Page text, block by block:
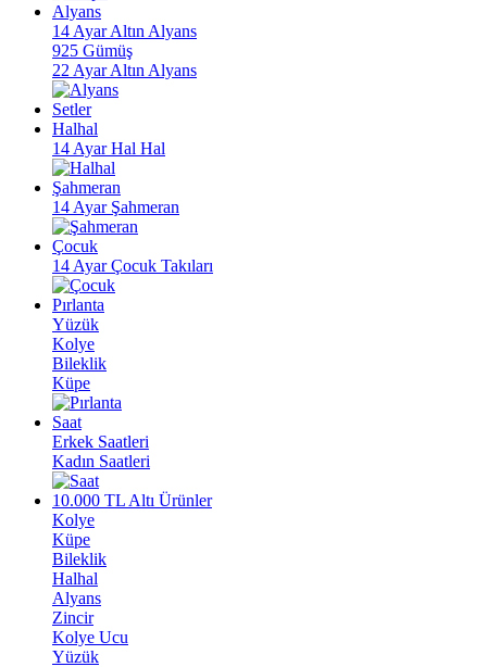
Alyans
14 Ayar Altın Alyans
925 Gümüş
22 Ayar Altın Alyans
Setler
Halhal
14 Ayar Hal Hal
Şahmeran
14 Ayar Şahmeran
Çocuk
14 Ayar Çocuk Takıları
Pırlanta
Yüzük
Kolye
Bileklik
Küpe
Saat
Erkek Saatleri
Kadın Saatleri
10.000 TL Altı Ürünler
Kolye
Küpe
Bileklik
Halhal
Alyans
Zincir
Kolye Ucu
Yüzük